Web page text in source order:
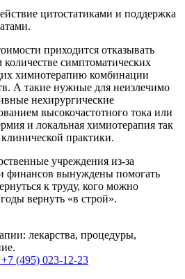
цитостатиками и поддержка
приходится отказывать
симптоматических
химиотерапию комбинации
А такие нужные для неизлечимо
нехирургические
высокочастотного тока или
и локальная химиотерапия так
практики.
учреждения из-за
финансов вынуждены помогать
к труду, кого можно
вернуть «в строй».
лекарства, процедуры,
+7 (495) 023-12-23